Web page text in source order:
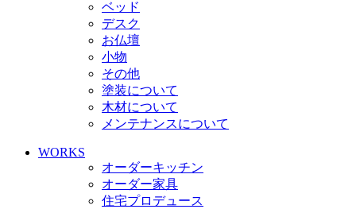
ベッド
デスク
お仏壇
小物
その他
塗装について
木材について
メンテナンスについて
WORKS
オーダーキッチン
オーダー家具
住宅プロデュース